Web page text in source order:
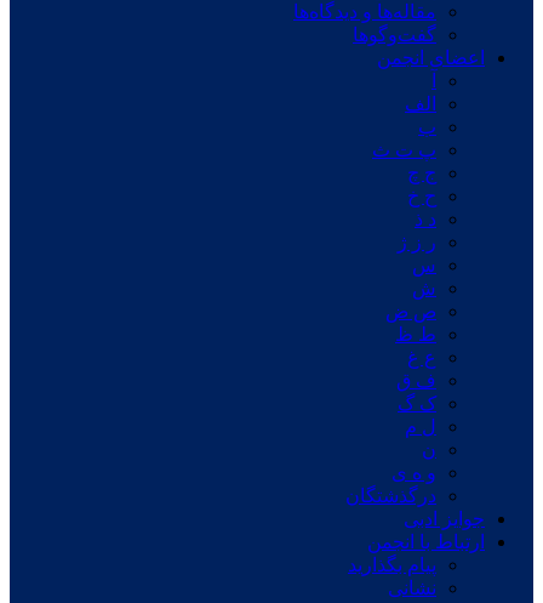
مقاله‌ها و دیدگاه‌ها
گفت‌وگوها
اعضای انجمن
الف
ب
پ ت ث
ج چ
ح خ
د ذ
ر ز ژ
س
ش
ص ض
ط ظ
ع غ
ف ق
ک گ
ل م
ن
و ه ی
درگذشتگان
جوایز ادبی
ارتباط با انجمن
پیام بگذارید
نشانی